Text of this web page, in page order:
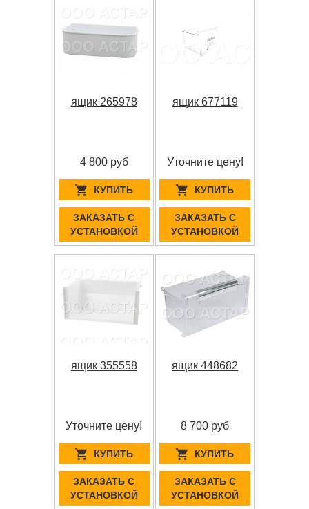
ящик 265978
4 800 руб
КУПИТЬ
ЗАКАЗАТЬ С
УСТАНОВКОЙ
ящик 677119
Уточните цену!
КУПИТЬ
ЗАКАЗАТЬ С
УСТАНОВКОЙ
ящик 355558
Уточните цену!
КУПИТЬ
ЗАКАЗАТЬ С
УСТАНОВКОЙ
ящик 448682
8 700 руб
КУПИТЬ
ЗАКАЗАТЬ С
УСТАНОВКОЙ